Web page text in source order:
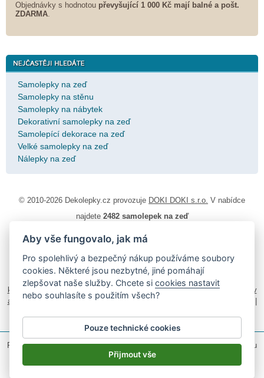
Objednávky s hodnotou převyšující 1 000 Kč mají balné a pošt.
ZDARMA.
Samolepky na zeď
Samolepky na stěnu
Samolepky na nábytek
Dekorativní samolepky na zeď
Samolepící dekorace na zeď
Velké samolepky na zeď
Nálepky na zeď
© 2010-2026 Dekolepky.cz provozuje DOKI DOKI s.r.o. V nabídce
najdete 2482 samolepek na zeď
Návod k lepení|Životnost samolepek na zeď
podmínky|Ochrana osobních údajů|Cookies |Reklamační řád
Impressum
samolepky na auto |fotomagnetky na lednici fotokalendáře
kühlschrank fotomagnete
foto magnesy na lodówkę|samolepky dieťa v
aute |logoprinty |nálepky na stenu | dárky pro ženy
Podle zákona o evidenci tržeb je prodávající povinen vystavit kupujícímu
účtenku.
Zároveň je povinen zaevidovat přijatou tržbu u správce daně on-line; v
Aby vše fungovalo, jak má
Pro spolehlivý a bezpečný nákup používáme soubory
cookies. Některé jsou nezbytné, jiné pomáhají
zlepšovat naše služby. Chcete sicookies nastavit
nebo souhlasíte s použitím všech?
Pouze technické cookies
Přijmout vše